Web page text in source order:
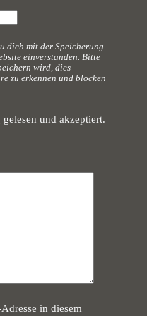
dich mit der Speicherung
einverstanden. Bitte
wird, dies
zu erkennen und blocken
gelesen und akzeptiert.
in diesem